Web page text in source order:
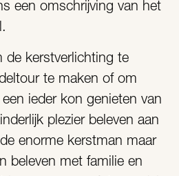
een omschrijving van het
kerstverlichting te
te maken of om
ieder kon genieten van
plezier beleven aan
enorme kerstman maar
beleven met familie en